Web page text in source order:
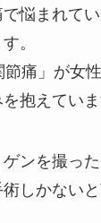
悩まれて
。
痛」が女
抱えていま
ンを撮った
術しかない